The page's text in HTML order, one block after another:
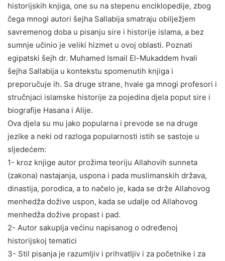
historijskih knjiga, one su na stepenu enciklopedije, zbog
čega mnogi autori šejha Sallabija smatraju obilježjem
savremenog doba u pisanju sire i historije islama, a bez
sumnje učinio je veliki hizmet u ovoj oblasti. Poznati
egipatski šejh dr. Muhamed Ismail El-Mukaddem hvali
šejha Sallabija u kontekstu spomenutih knjiga i
preporučuje ih. Sa druge strane, hvale ga mnogi profesori i
stručnjaci islamske historije za pojedina djela poput sire i
biografije Hasana i Alije.
Ova djela su mu jako popularna i prevode se na druge
jezike a neki od razloga popularnosti istih se sastoje u
sljedećem:
1- kroz knjige autor prožima teoriju Allahovih sunneta
(zakona) nastajanja, uspona i pada muslimanskih država,
dinastija, porodica, a to načelo je, kada se drže Allahovog
menhedža dožive uspon, kada se udalje od Allahovog
menhedža dožive propast i pad.
2- Autor sakuplja većinu napisanog o određenoj
historijskoj tematici
3- Stil pisanja je razumljiv i prihvatljiv i za početnike i za